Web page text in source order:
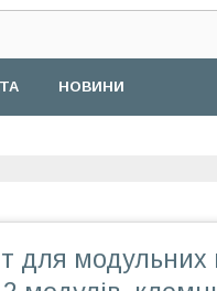
НОВИНИ
для модульних